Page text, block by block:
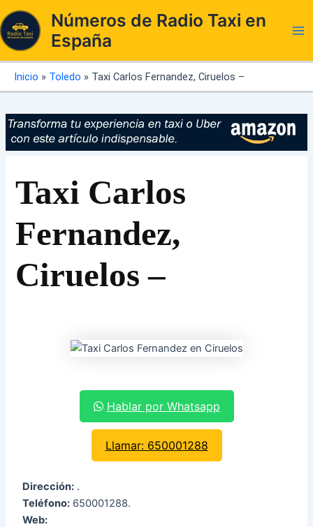
al
contenido
Números de Radio Taxi en
España
Inicio » Toledo » Taxi Carlos Fernandez, Ciruelos –
Taxi Carlos
Fernandez,
Ciruelos –
Hablar por Whatsapp
Llamar: 650001288
Dirección: .
Teléfono: 650001288.
Web: